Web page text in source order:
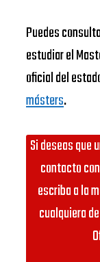
Puedes
estudiar el
oficial del
másters.
Si deseas que
contacto
escriba a la
cualquiera